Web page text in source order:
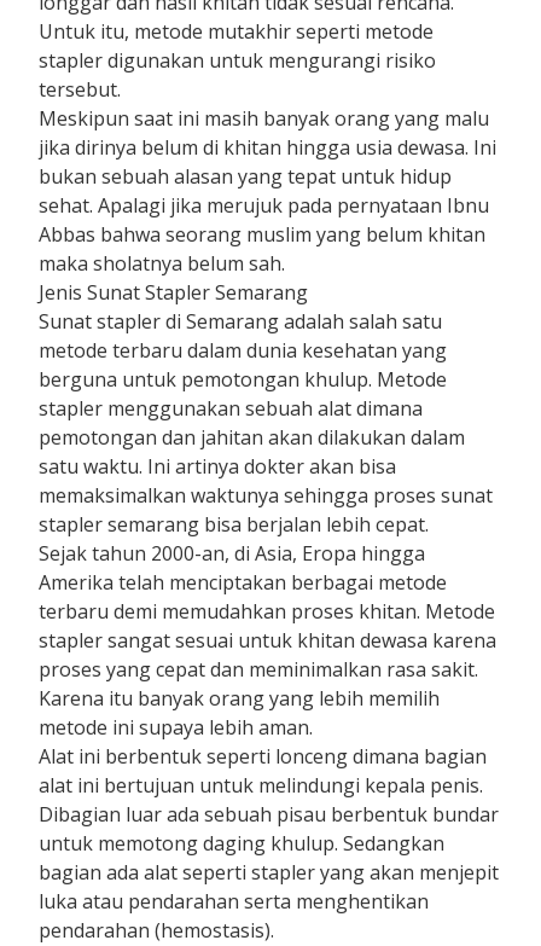
Untuk itu, metode mutakhir seperti metode
stapler digunakan untuk mengurangi risiko
tersebut.
Meskipun saat ini masih banyak orang yang malu
jika dirinya belum di khitan hingga usia dewasa. Ini
bukan sebuah alasan yang tepat untuk hidup
sehat. Apalagi jika merujuk pada pernyataan Ibnu
Abbas bahwa seorang muslim yang belum khitan
maka sholatnya belum sah.
Jenis Sunat Stapler Semarang
Sunat stapler di Semarang adalah salah satu
metode terbaru dalam dunia kesehatan yang
berguna untuk pemotongan khulup. Metode
stapler menggunakan sebuah alat dimana
pemotongan dan jahitan akan dilakukan dalam
satu waktu. Ini artinya dokter akan bisa
memaksimalkan waktunya sehingga proses sunat
stapler semarang bisa berjalan lebih cepat.
Sejak tahun 2000-an, di Asia, Eropa hingga
Amerika telah menciptakan berbagai metode
terbaru demi memudahkan proses khitan. Metode
stapler sangat sesuai untuk khitan dewasa karena
proses yang cepat dan meminimalkan rasa sakit.
Karena itu banyak orang yang lebih memilih
metode ini supaya lebih aman.
Alat ini berbentuk seperti lonceng dimana bagian
alat ini bertujuan untuk melindungi kepala penis.
Dibagian luar ada sebuah pisau berbentuk bundar
untuk memotong daging khulup. Sedangkan
bagian ada alat seperti stapler yang akan menjepit
luka atau pendarahan serta menghentikan
pendarahan (hemostasis).